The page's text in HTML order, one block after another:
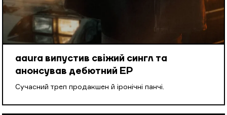
aaura випустив свіжий сингл та
анонсував дебютний EP
Cучасний треп продакшен й іронічні панчі.